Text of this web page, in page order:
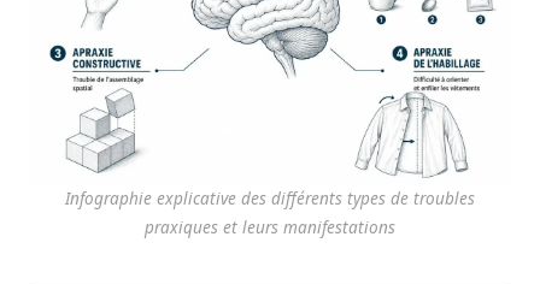
Infographie explicative des différents types de troubles
praxiques et leurs manifestations